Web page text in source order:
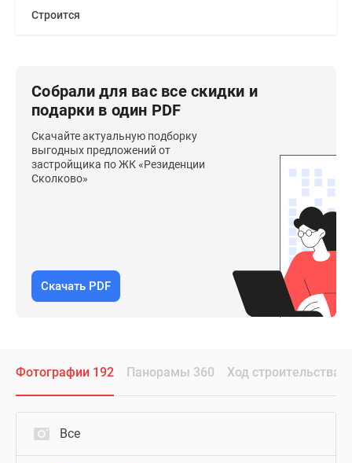
Строится
Собрали для вас все скидки и
подарки в один PDF
Скачайте актуальную подборку
выгодных предложений от
застройщика по ЖК «Резиденции
Сколково»
Скачать PDF
Фотографии 192 Панорамы 360 Ход строительства
Все